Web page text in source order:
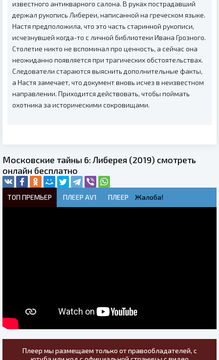
известного антикварного салона. В руках пострадавший
держал рукопись Либереи, написанной на греческом языке.
Настя предположила, что это часть старинной рукописи,
исчезнувшей когда-то с личной библиотеки Ивана Грозного.
Столетие никто не вспоминал про ценность, а сейчас она
неожиданно появляется при трагических обстоятельствах.
Следователи стараются выяснить дополнительные факты,
а Настя замечает, что документ вновь исчез в неизвестном
направлении. Приходится действовать, чтобы поймать
охотника за историческими сокровищами.
Московские тайны 6: Либерея (2019) смотреть
онлайн бесплатно
ТОП ПРЕМЬЕР ПЛЕЕР AV1 ПЛЕЕР Жалоба!
Плеер мы размещаем только от правообладателей, с